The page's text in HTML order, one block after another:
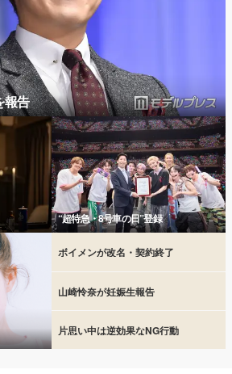
報告
“超特急・8号車の日”登録
ボイメンが改名・契約終了
山崎怜奈が妊娠生報告
片思い中は逆効果なNG行動